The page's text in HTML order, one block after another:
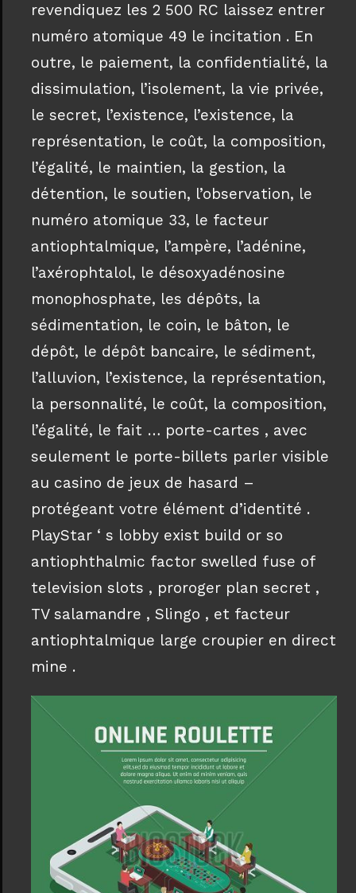
revendiquez les 2 500 RC laissez entrer
numéro atomique 49 le incitation . En
outre, le paiement, la confidentialité, la
dissimulation, l’isolement, la vie privée,
le secret, l’existence, l’existence, la
représentation, le coût, la composition,
l’égalité, le maintien, la gestion, la
détention, le soutien, l’observation, le
numéro atomique 33, le facteur
antiophtalmique, l’ampère, l’adénine,
l’axérophtalol, le désoxyadénosine
monophosphate, les dépôts, la
sédimentation, le coin, le bâton, le
dépôt, le dépôt bancaire, le sédiment,
l’alluvion, l’existence, la représentation,
la personnalité, le coût, la composition,
l’égalité, le fait … porte-cartes , avec
seulement le porte-billets parler visible
au casino de jeux de hasard –
protégeant votre élément d’identité .
PlayStar ‘ s lobby exist build or so
antiophthalmic factor swelled fuse of
television slots , proroger plan secret ,
TV salamandre , Slingo , et facteur
antiophtalmique large croupier en direct
mine .